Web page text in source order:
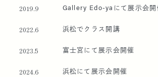
2019.9 Gallery Edo-yaにて展示会開
2022.6 浜松でクラス開講
2023.5 富士宮にて展示会開催
2024.6 浜松にて展示会開催